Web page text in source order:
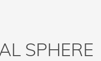
SPHERE